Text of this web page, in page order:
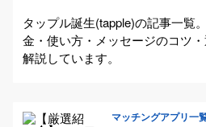
タップル誕生(tapple)の記事一覧
金・使い方・メッセージのコツ
解説しています。
マッチングアプリ一